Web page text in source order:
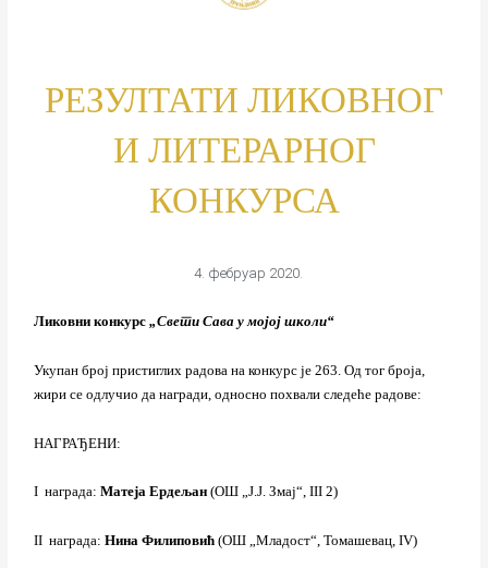
РЕЗУЛТАТИ ЛИКОВНОГ
И ЛИТЕРАРНОГ
КОНКУРСА
4. фебруар 2020.
Ликовни конкурс„Свети Сава у мојој школи“
Укупан број пристиглих радова на конкурс је 263. Од тог броја,
жири се одлучио да награди, односно похвали следеће радове:
НАГРАЂЕНИ:
I награда:Матеја Ердељан (ОШ „Ј.Ј. Змај“, III 2)
II награда:Нина Филиповић (ОШ „Младост“, Томашевац, IV)